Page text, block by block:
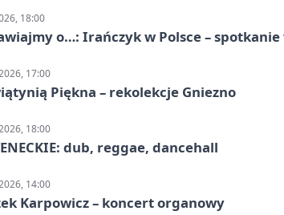
18:00
o…: Irańczyk w Polsce – spotkanie
17:00
Piękna – rekolekcje Gniezno
18:00
dub, reggae, dancehall
14:00
Karpowicz – koncert organowy